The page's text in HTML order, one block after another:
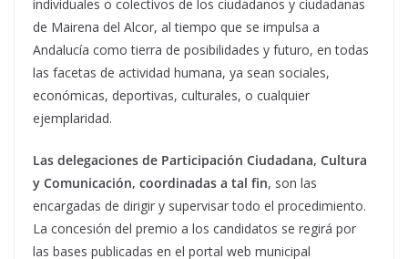
individuales o colectivos de los ciudadanos y ciudadanas
de Mairena del Alcor, al tiempo que se impulsa a
Andalucía como tierra de posibilidades y futuro, en todas
las facetas de actividad humana, ya sean sociales,
económicas, deportivas, culturales, o cualquier
ejemplaridad.
Las delegaciones de Participación Ciudadana, Cultura
y Comunicación, coordinadas a tal fin, son las
encargadas de dirigir y supervisar todo el procedimiento.
La concesión del premio a los candidatos se regirá por
las bases publicadas en el portal web municipal